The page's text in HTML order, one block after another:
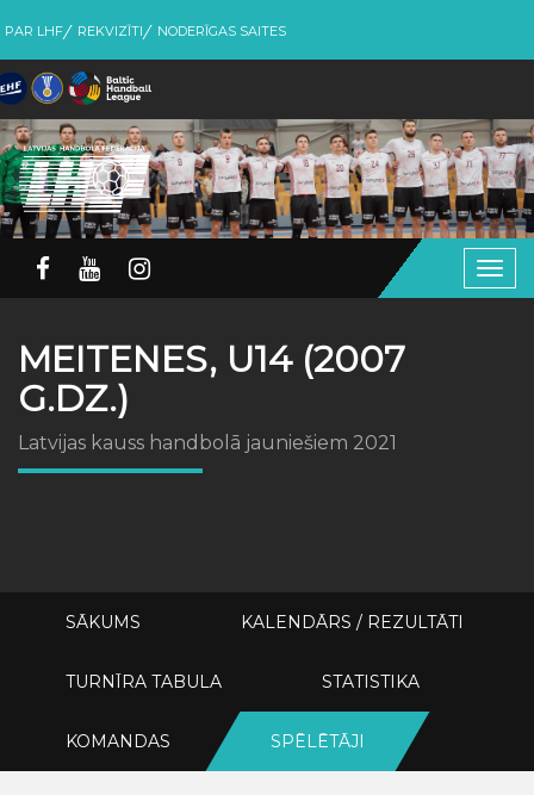
PAR LHF REKVIZĪTI NODERĪGAS SAITES
MEITENES, U14 (2007
G.DZ.)
Latvijas kauss handbolā jauniešiem 2021
SĀKUMS KALENDĀRS / REZULTĀTI
TURNĪRA TABULA STATISTIKA
KOMANDAS SPĒLĒTĀJI